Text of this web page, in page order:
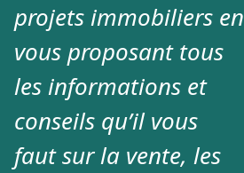
projets immobiliers en
vous proposant tous
les informations et
conseils qu’il vous
faut sur la vente, les